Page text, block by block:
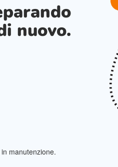
nuovo.
manutenzione.